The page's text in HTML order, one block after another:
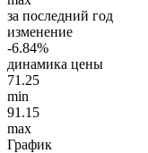
за последний год
изменение
-6.84%
динамика цены
71.25
min
91.15
max
График